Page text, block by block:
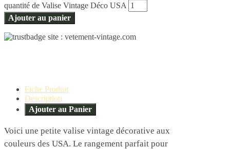
quantité de Valise Vintage Déco USA
Ajouter au panier
Fiche Produit
Description
Ajouter au Panier
Voici une petite valise vintage décorative aux
couleurs des USA. Le rangement parfait pour